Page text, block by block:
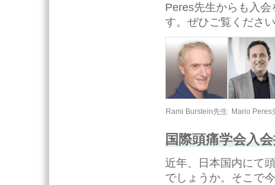
Peres先生からも入
す。ぜひご覧くださ
Rami Burstein先生 Mario Peres
国際頭痛学会入
近年、日本国内にて
でしょうか。そこで